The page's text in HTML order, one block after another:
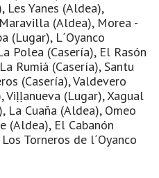
Les Yanes (Aldea),
(Aldea), Morea -
(Lugar), L´Oyanco
Polea (Casería), El Rasón
Rumiá (Casería), Santu
(Casería), Valdevero
Viḷḷanueva (Lugar), Xagual
La Cuaña (Aldea), Omeo
(Aldea), El Cabanón
Torneros de l´Oyanco